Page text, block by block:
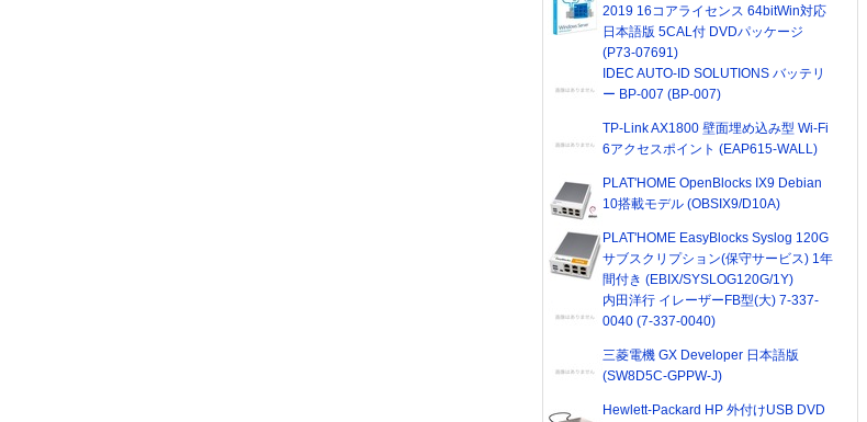
2019 16コアライセンス 64bitWin対応
日本語版 5CAL付 DVDパッケージ
(P73-07691)
IDEC AUTO-ID SOLUTIONS バッテリ
ー BP-007 (BP-007)
TP-Link AX1800 壁面埋め込み型 Wi-Fi
6アクセスポイント (EAP615-WALL)
PLAT'HOME OpenBlocks IX9 Debian
10搭載モデル (OBSIX9/D10A)
PLAT'HOME EasyBlocks Syslog 120G
サブスクリプション(保守サービス) 1年
間付き (EBIX/SYSLOG120G/1Y)
内田洋行 イレーザーFB型(大) 7-337-
0040 (7-337-0040)
三菱電機 GX Developer 日本語版
(SW8D5C-GPPW-J)
Hewlett-Packard HP 外付けUSB DVD